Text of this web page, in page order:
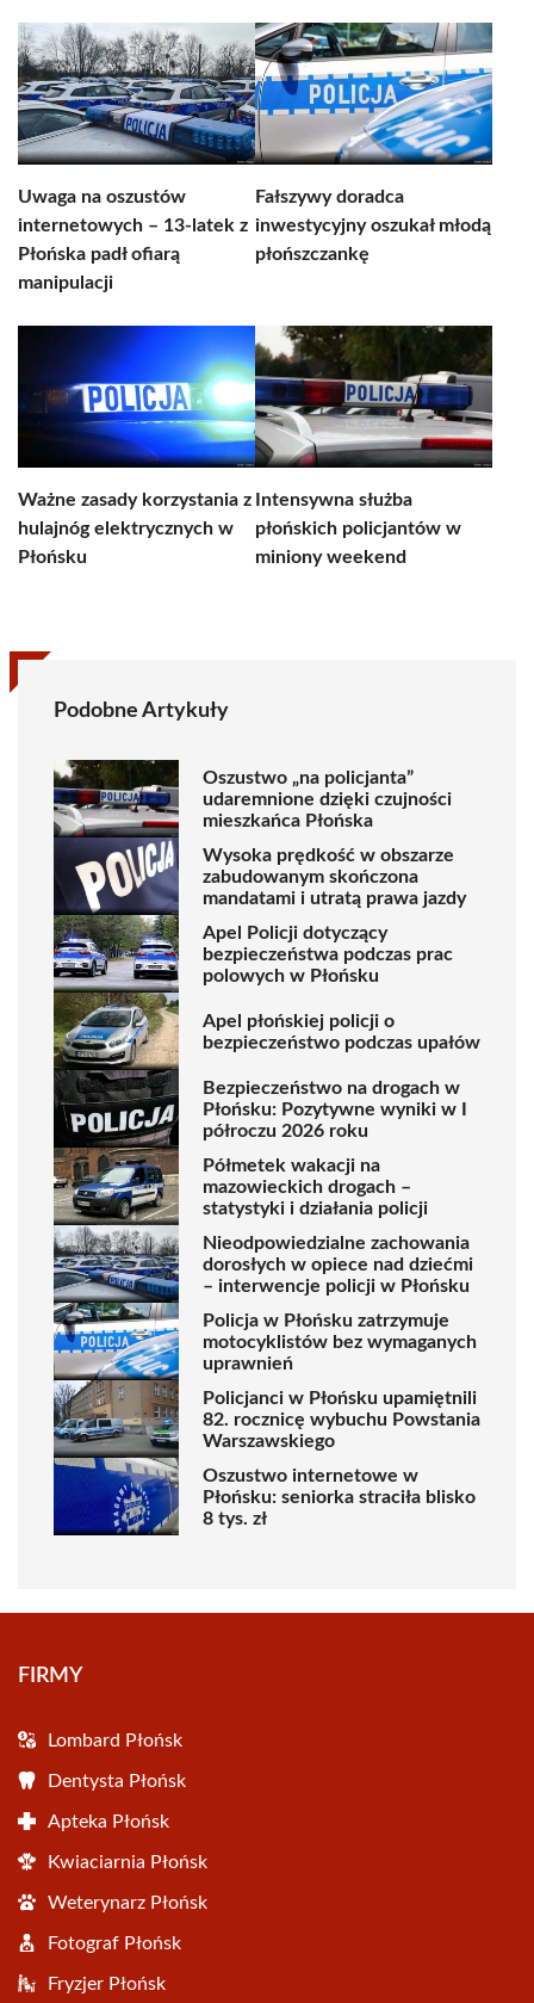
Uwaga na oszustów
internetowych – 13-latek z
Płońska padł ofiarą
manipulacji
Fałszywy doradca
inwestycyjny oszukał młodą
płońszczankę
Ważne zasady korzystania z
hulajnóg elektrycznych w
Płońsku
Intensywna służba
płońskich policjantów w
miniony weekend
Podobne Artykuły
Oszustwo „na policjanta”
udaremnione dzięki czujności
mieszkańca Płońska
Wysoka prędkość w obszarze
zabudowanym skończona
mandatami i utratą prawa jazdy
Apel Policji dotyczący
bezpieczeństwa podczas prac
polowych w Płońsku
Apel płońskiej policji o
bezpieczeństwo podczas upałów
Bezpieczeństwo na drogach w
Płońsku: Pozytywne wyniki w I
półroczu 2026 roku
Półmetek wakacji na
mazowieckich drogach –
statystyki i działania policji
Nieodpowiedzialne zachowania
dorosłych w opiece nad dziećmi
– interwencje policji w Płońsku
Policja w Płońsku zatrzymuje
motocyklistów bez wymaganych
uprawnień
Policjanci w Płońsku upamiętnili
82. rocznicę wybuchu Powstania
Warszawskiego
Oszustwo internetowe w
Płońsku: seniorka straciła blisko
8 tys. zł
FIRMY
Lombard Płońsk
Dentysta Płońsk
Apteka Płońsk
Kwiaciarnia Płońsk
Weterynarz Płońsk
Fotograf Płońsk
Fryzjer Płońsk